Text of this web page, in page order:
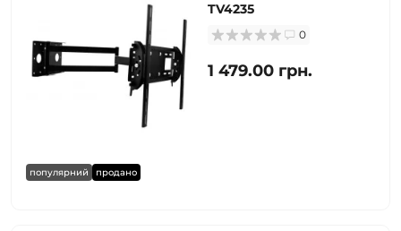
популярний продано
TV4235
0
1 479.00 грн.